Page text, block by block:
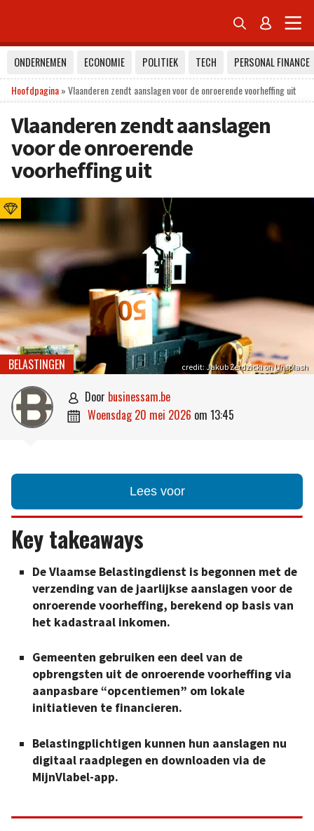
 
ONDERNEMEN ECONOMIE POLITIEK TECH
PERSONAL FINANCE
Hoofdpagina»Vlaanderen zendt aanslagen voor de onroerende voorheffing uit
Vlaanderen zendt aanslagen
voor de onroerende
voorheffing uit
credit: Jakub Żerdzicki on Unsplash
BELASTINGEN
 door businessam.be
 woensdag 20 mei 2026 om 13:45
Lees voor
Key takeaways
De Vlaamse Belastingdienst is begonnen met de
verzending van de jaarlijkse aanslagen voor de
onroerende voorheffing, berekend op basis van
het kadastraal inkomen.
Gemeenten gebruiken een deel van de
opbrengsten uit de onroerende voorheffing via
aanpasbare “opcentiemen” om lokale
initiatieven te financieren.
Belastingplichtigen kunnen hun aanslagen nu
digitaal raadplegen en downloaden via de
MijnVlabel-app.